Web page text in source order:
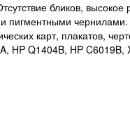
бликов, высокое
пигментными чернилами.
карт, плакатов,
HP Q1404B, HP